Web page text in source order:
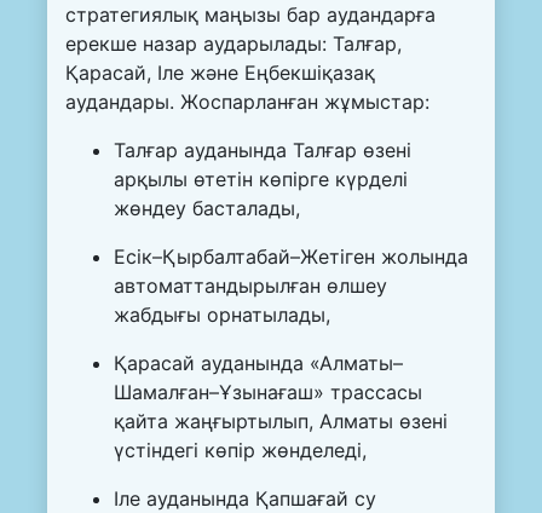
стратегиялық маңызы бар аудандарға
ерекше назар аударылады: Талғар,
Қарасай, Іле және Еңбекшіқазақ
аудандары. Жоспарланған жұмыстар:
Талғар ауданында Талғар өзені
арқылы өтетін көпірге күрделі
жөндеу басталады,
Есік–Қырбалтабай–Жетіген жолында
автоматтандырылған өлшеу
жабдығы орнатылады,
Қарасай ауданында «Алматы–
Шамалған–Ұзынағаш» трассасы
қайта жаңғыртылып, Алматы өзені
үстіндегі көпір жөнделеді,
Іле ауданында Қапшағай су